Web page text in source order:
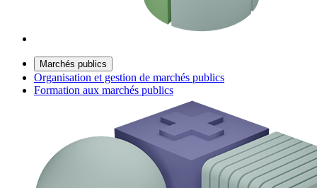
Marchés publics
Organisation et gestion de marchés publics
Formation aux marchés publics